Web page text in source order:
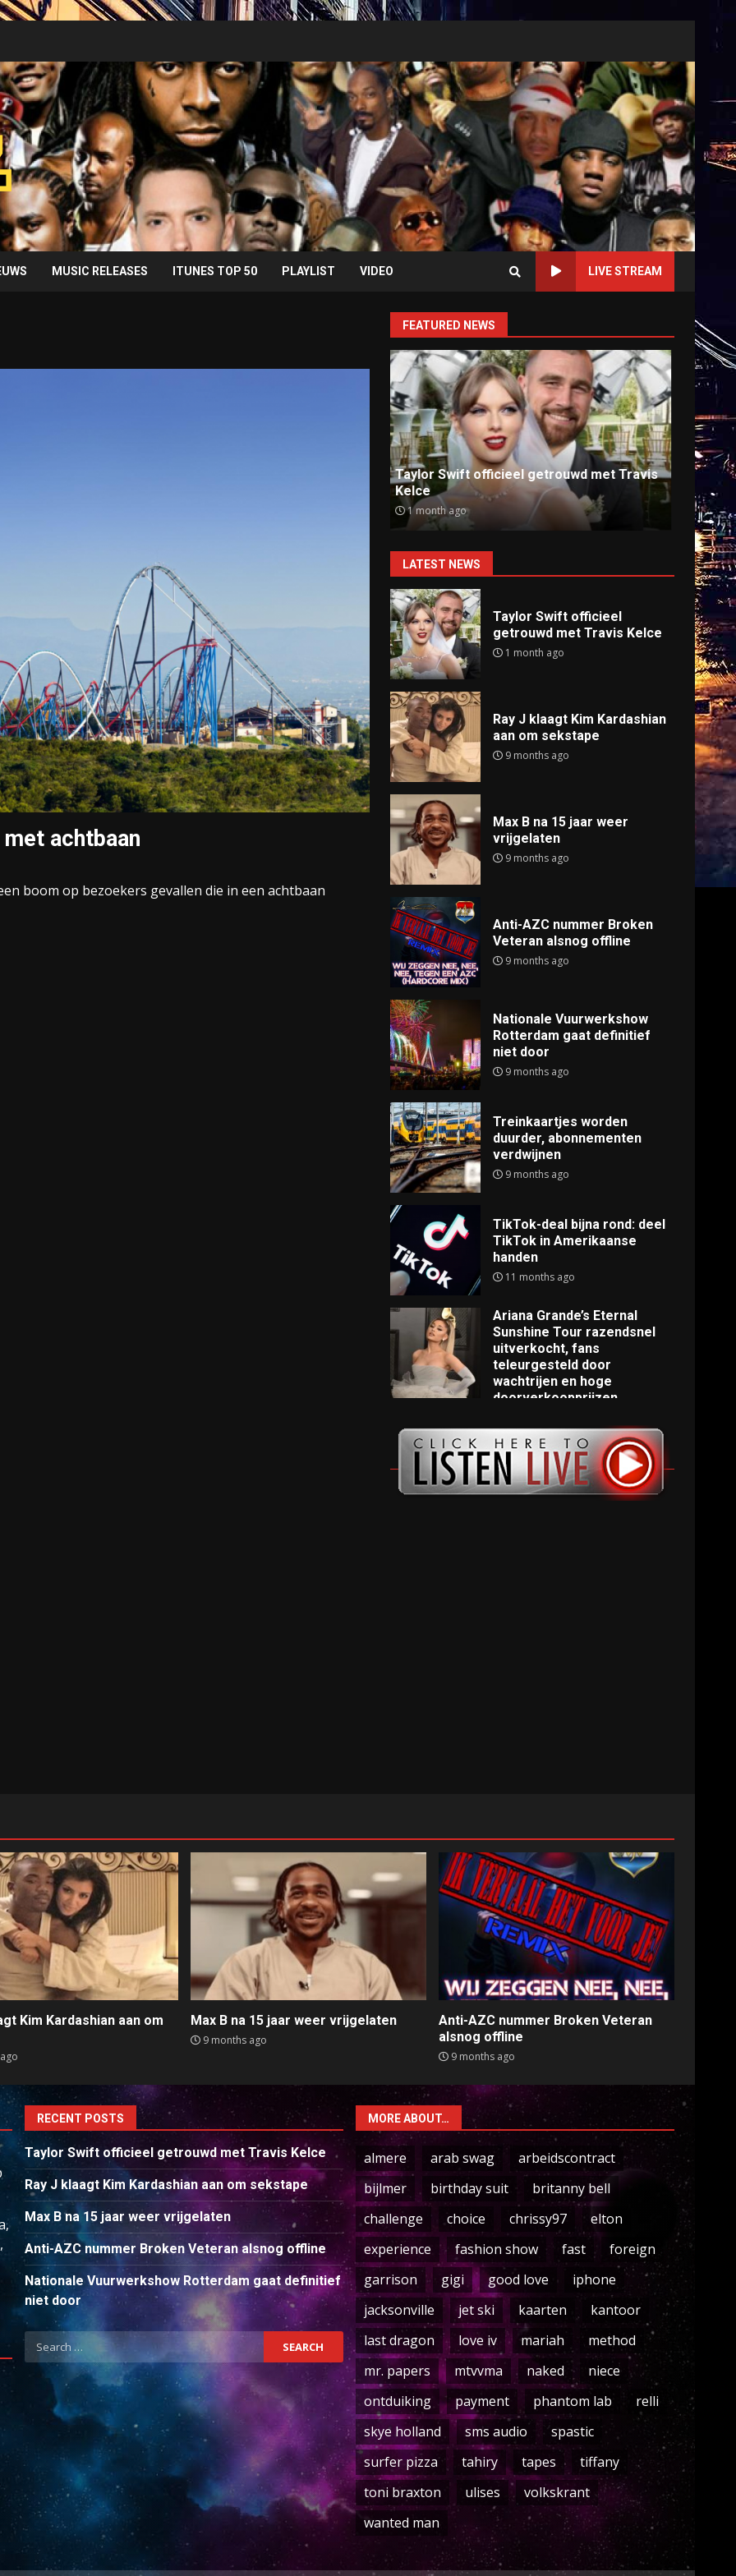
MUSIC RELEASES ITUNES TOP 50 PLAYLIST VIDEO LIVE STREAM
achtbaan
boom op bezoekers gevallen die in een achtbaan
FEATURED NEWS
Ray J klaagt Kim Kardashian aan om
sekstape
9 months ago
Anti-
9
LATEST NEWS
Taylor Swift officieel
getrouwd met Travis Kelce
1 month ago
Ray J klaagt Kim Kardashian
aan om sekstape
9 months ago
Max B na 15 jaar weer
vrijgelaten
9 months ago
Anti-AZC nummer Broken
Veteran alsnog offline
9 months ago
Nationale Vuurwerkshow
Rotterdam gaat definitief
niet door
9 months ago
Treinkaartjes worden
duurder, abonnementen
verdwijnen
9 months ago
TikTok-deal bijna rond: deel
TikTok in Amerikaanse
handen
11 months ago
Ariana Grande’s Eternal
Sunshine Tour razendsnel
uitverkocht, fans
teleurgesteld door
wachtrijen en hoge
doorverkoopprijzen
Kim Kardashian aan om
Max B na 15 jaar weer vrijgelaten
9 months ago
Anti-AZC nummer Broken Veteran
alsnog offline
9 months ago
RECENT POSTS
Taylor Swift officieel getrouwd met Travis Kelce
Ray J klaagt Kim Kardashian aan om sekstape
Max B na 15 jaar weer vrijgelaten
Anti-AZC nummer Broken Veteran alsnog offline
Nationale Vuurwerkshow Rotterdam gaat definitief
niet door
Search
for:
MORE ABOUT…
almere arab swag
arbeidscontract
bijlmer
birthday suit
britanny bell
challenge
choice chrissy97
elton
experience
fashion show fast
foreign
garrison
gigi good love
iphone
jacksonville
jet ski kaarten
kantoor
last dragon
love iv mariah
method
mr. papers
mtvvma naked
niece
ontduiking
payment phantom lab
relli
skye holland
sms audio
spastic
surfer pizza
tahiry tapes
tiffany
toni braxton
ulises
volkskrant
wanted man